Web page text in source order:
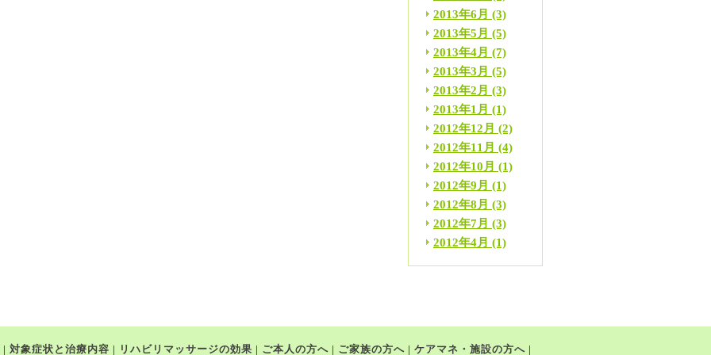
2013年6月 (3)
2013年5月 (5)
2013年4月 (7)
2013年3月 (5)
2013年2月 (3)
2013年1月 (1)
2012年12月 (2)
2012年11月 (4)
2012年10月 (1)
2012年9月 (1)
2012年8月 (3)
2012年7月 (3)
2012年4月 (1)
| 対象症状と治療内容 | リハビリマッサージの効果 | ご本人の方へ | ご家族の方へ | ケアマネ・施設の方へ |